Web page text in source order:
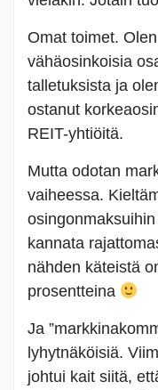
Omat toimet.
vähäosinkoisia
talletuksista ja
ostanut
REIT-yhtiöitä.
Mutta odotan
vaiheessa.
kannata
nähden käteistä
prosentteina
Ja
lyhytnäköisiä.
johtui kait siitä,